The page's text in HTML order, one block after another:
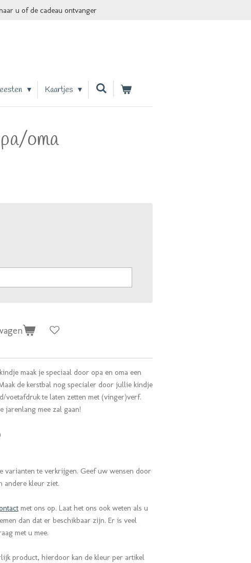
u of de cadeau ontvanger
Kaartjes
oma
maak je speciaal door opa en oma een
de kerstbal nog specialer door jullie kindje
voetafdruk te laten zetten met (vinger)verf.
jarenlang mee zal gaan!
varianten te verkrijgen. Geef uw wensen door
andere kleur ziet.
met ons op. Laat het ons ook weten als u
dan dat er beschikbaar zijn. Er is veel
met u mee.
product, hierdoor kan de kleur per artikel